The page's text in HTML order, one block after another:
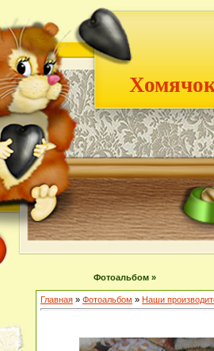
Фотоальбом »
Главная » Фотоальбом » Наши